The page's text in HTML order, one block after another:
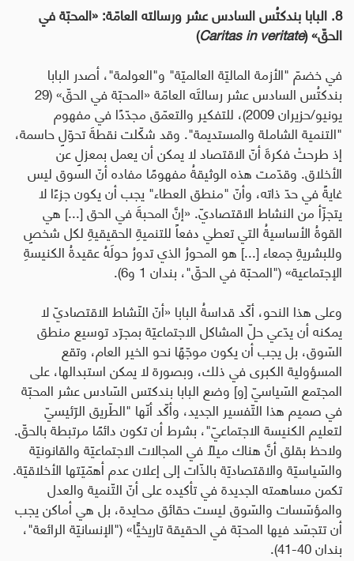
8. البابا بندكتُس السادس عشر ورسالته العامّة: «المحبّة في
الحقّ» (Caritas in veritate
)
في خضمّ "الأزمة الماليّة العالميّة" و"العولمة"، أصدر البابا
بندكتُس السادس عشر رسالتَه العامّة «المحبّة في الحقّ» (29
يونيو/حزيران 2009)، للتفكير والتعمّق مجدّدًا في مفهوم
"التنمية الشاملة والمستديمة". وقد شكّلت نقطةَ تحوّلٍ حاسمة،
إذ طرحتْ فكرةَ أنّ الاقتصاد لا يمكن أن يعمل بمعزلٍ عن
الأخلاق. وقدّمت هذه الوثيقةُ مفهومًا مفاده أنّ السوق ليس
غايةً في حدّ ذاته، وأنّ "منطق العطاء" يجب أن يكون جزءًا لا
يتجزّأ من النشاط الاقتصاديّ. «إنَّ المحبةَ في الحق [...] هي
القوةُ الأساسيةُ التي تعطي دفعاً للتنميةِ الحقيقيةِ لكل شخصٍ
وللبشريةِ جمعاء [...] هو المحورُ الذي تدورُ حولَهُ عقيدةُ الكنيسةِ
الإجتماعية» ("المحبّة في الحقّ"، بندان 1 و6).
وعلى هذا النحو، أكّد قداسةُ البابا «أنّ النّشاط الاقتصاديّ لا
يمكنه أن يدّعي حلّ المشاكل الاجتماعيّة بمجرّد توسيع منطق
السّوق، بل يجب أن يكون موجّهًا نحو الخير العام، وتقع
المسؤولية الكبرى في ذلك، وبصورة لا يمكن استبدالها، على
المجتمع السّياسيّ [و] وضع البابا بندكتس السّادس عشر المحبّة
في صميم هذا التّفسير الجديد، وأكّد أنّها "الطّريق الرّئيسيّ
لتعليم الكنيسة الاجتماعيّ"، بشرط أن تكون دائمًا مرتبطة بالحقّ.
ولاحظ بقلق أنَّ هناك ميلًا في المجالات الاجتماعيّة والقانونيّة
والسّياسيّة والاقتصاديّة بالذّات إلى إعلان عدم أهمّيّتها الأخلاقيّة.
تكمن مساهمته الجديدة في تأكيده على أنّ التّنمية والعدل
والمؤسّسات والسّوق ليست حقائق محايدة، بل هي أماكن يجب
أن تتجسّد فيها المحبّة في الحقيقة تاريخيًّا» ("الإنسانيّة الرائعة"،
بندان 40-41).